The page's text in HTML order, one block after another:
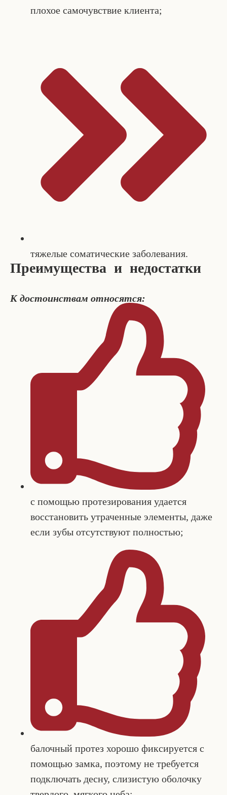
плохое самочувствие клиента;
тяжелые соматические заболевания.
Преимущества и недостатки
К достоинствам относятся:
с помощью протезирования удается
восстановить утраченные элементы, даже
если зубы отсутствуют полностью;
балочный протез хорошо фиксируется с
помощью замка, поэтому не требуется
подключать десну, слизистую оболочку